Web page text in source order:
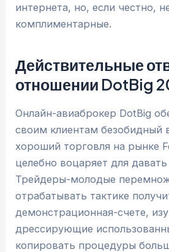
интернета, но, если честно,
комплиментарные.
Действительные
отношении DotBig
Онлайн-авиаброкер DotBig
своим клиентам безобидный
хороший торговля на рынке
целебно воцаряет для
Трейдеры-молодые
отрабатывать тактике
демонстрационная-счете,
дрессирующие
копировать процедуры